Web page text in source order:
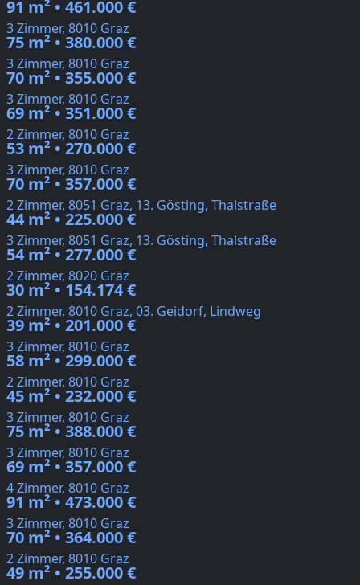
91 m² • 461.000 €
3 Zimmer, 8010 Graz
75 m² • 380.000 €
3 Zimmer, 8010 Graz
70 m² • 355.000 €
3 Zimmer, 8010 Graz
69 m² • 351.000 €
2 Zimmer, 8010 Graz
53 m² • 270.000 €
3 Zimmer, 8010 Graz
70 m² • 357.000 €
2 Zimmer, 8051 Graz, 13. Gösting, Thalstraße
44 m² • 225.000 €
3 Zimmer, 8051 Graz, 13. Gösting, Thalstraße
54 m² • 277.000 €
2 Zimmer, 8020 Graz
30 m² • 154.174 €
2 Zimmer, 8010 Graz, 03. Geidorf, Lindweg
39 m² • 201.000 €
3 Zimmer, 8010 Graz
58 m² • 299.000 €
2 Zimmer, 8010 Graz
45 m² • 232.000 €
3 Zimmer, 8010 Graz
75 m² • 388.000 €
3 Zimmer, 8010 Graz
69 m² • 357.000 €
4 Zimmer, 8010 Graz
91 m² • 473.000 €
3 Zimmer, 8010 Graz
70 m² • 364.000 €
2 Zimmer, 8010 Graz
49 m² • 255.000 €